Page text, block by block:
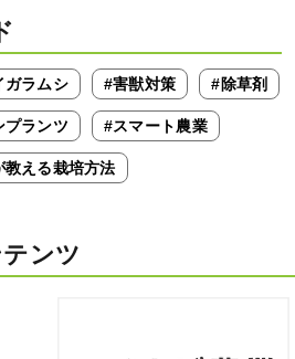
ガラムシ #害獣対策 #除草剤
プランツ #スマート農業
教える栽培方法
ンツ